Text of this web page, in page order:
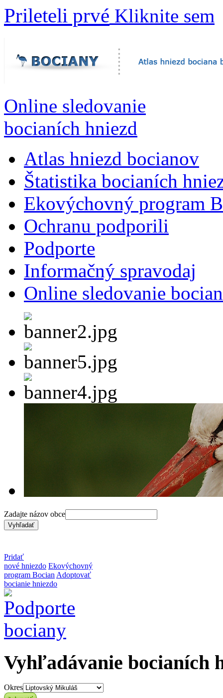
Prileteli prvé Kliknite sem
Online sledovanie
bocianích hniezd
Atlas hniezd bocianov
Štatistika bocianích
Ekovýchovný program
Ochranu podporili
Podporte
Informačný spravodaj
Online sledovanie
Zadajte názov obce
Pridať
nové hniezdo Ekovýchovný
program Bocian Adoptovať
bocianie hniezdo
Vyhľadávanie bocianích
Okres